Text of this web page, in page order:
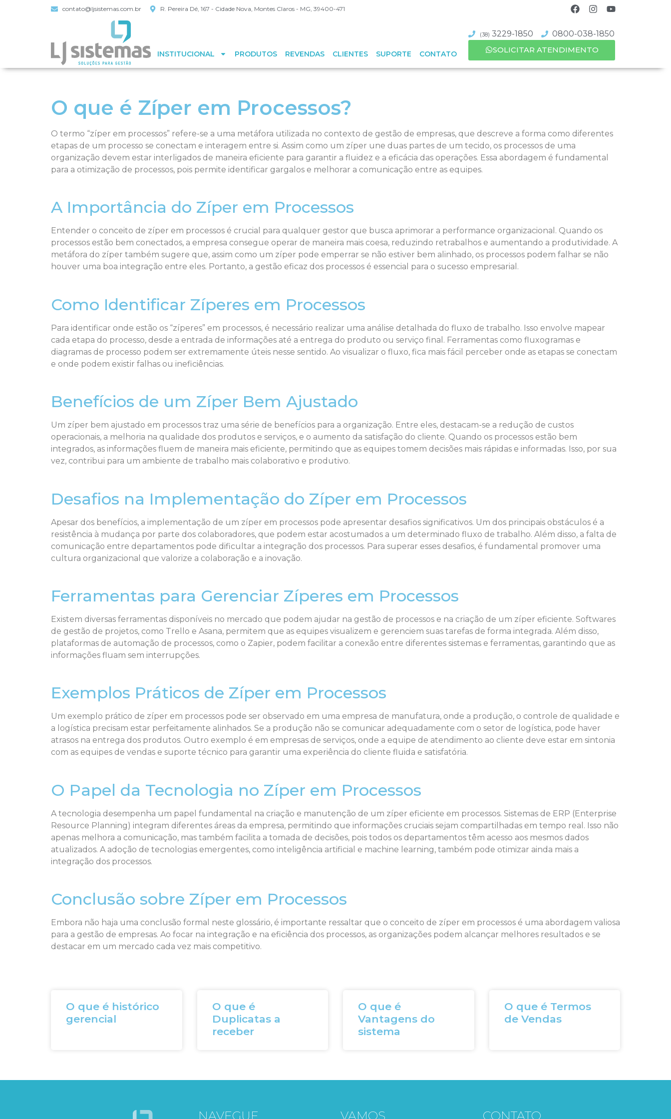
contato@ljsistemas.com.br R. Pereira Dé, 167 - Cidade Nova, Montes Claros - MG, 39400-471
INSTITUCIONAL PRODUTOS REVENDAS CLIENTES SUPORTE CONTATO
(38) 3229-1850
0800-038-1850
SOLICITAR ATENDIMENTO
O que é Zíper em Processos?
O termo “zíper em processos” refere-se a uma metáfora utilizada no contexto de gestão de empresas, que descreve a forma como diferentes
etapas de um processo se conectam e interagem entre si. Assim como um zíper une duas partes de um tecido, os processos de uma
organização devem estar interligados de maneira eficiente para garantir a fluidez e a eficácia das operações. Essa abordagem é fundamental
para a otimização de processos, pois permite identificar gargalos e melhorar a comunicação entre as equipes.
A Importância do Zíper em Processos
Entender o conceito de zíper em processos é crucial para qualquer gestor que busca aprimorar a performance organizacional. Quando os
processos estão bem conectados, a empresa consegue operar de maneira mais coesa, reduzindo retrabalhos e aumentando a produtividade. A
metáfora do zíper também sugere que, assim como um zíper pode emperrar se não estiver bem alinhado, os processos podem falhar se não
houver uma boa integração entre eles. Portanto, a gestão eficaz dos processos é essencial para o sucesso empresarial.
Como Identificar Zíperes em Processos
Para identificar onde estão os “zíperes” em processos, é necessário realizar uma análise detalhada do fluxo de trabalho. Isso envolve mapear
cada etapa do processo, desde a entrada de informações até a entrega do produto ou serviço final. Ferramentas como fluxogramas e
diagramas de processo podem ser extremamente úteis nesse sentido. Ao visualizar o fluxo, fica mais fácil perceber onde as etapas se conectam
e onde podem existir falhas ou ineficiências.
Benefícios de um Zíper Bem Ajustado
Um zíper bem ajustado em processos traz uma série de benefícios para a organização. Entre eles, destacam-se a redução de custos
operacionais, a melhoria na qualidade dos produtos e serviços, e o aumento da satisfação do cliente. Quando os processos estão bem
integrados, as informações fluem de maneira mais eficiente, permitindo que as equipes tomem decisões mais rápidas e informadas. Isso, por sua
vez, contribui para um ambiente de trabalho mais colaborativo e produtivo.
Desafios na Implementação do Zíper em Processos
Apesar dos benefícios, a implementação de um zíper em processos pode apresentar desafios significativos. Um dos principais obstáculos é a
resistência à mudança por parte dos colaboradores, que podem estar acostumados a um determinado fluxo de trabalho. Além disso, a falta de
comunicação entre departamentos pode dificultar a integração dos processos. Para superar esses desafios, é fundamental promover uma
cultura organizacional que valorize a colaboração e a inovação.
Ferramentas para Gerenciar Zíperes em Processos
Existem diversas ferramentas disponíveis no mercado que podem ajudar na gestão de processos e na criação de um zíper eficiente. Softwares
de gestão de projetos, como Trello e Asana, permitem que as equipes visualizem e gerenciem suas tarefas de forma integrada. Além disso,
plataformas de automação de processos, como o Zapier, podem facilitar a conexão entre diferentes sistemas e ferramentas, garantindo que as
informações fluam sem interrupções.
Exemplos Práticos de Zíper em Processos
Um exemplo prático de zíper em processos pode ser observado em uma empresa de manufatura, onde a produção, o controle de qualidade e
a logística precisam estar perfeitamente alinhados. Se a produção não se comunicar adequadamente com o setor de logística, pode haver
atrasos na entrega dos produtos. Outro exemplo é em empresas de serviços, onde a equipe de atendimento ao cliente deve estar em sintonia
com as equipes de vendas e suporte técnico para garantir uma experiência do cliente fluida e satisfatória.
O Papel da Tecnologia no Zíper em Processos
A tecnologia desempenha um papel fundamental na criação e manutenção de um zíper eficiente em processos. Sistemas de ERP (Enterprise
Resource Planning) integram diferentes áreas da empresa, permitindo que informações cruciais sejam compartilhadas em tempo real. Isso não
apenas melhora a comunicação, mas também facilita a tomada de decisões, pois todos os departamentos têm acesso aos mesmos dados
atualizados. A adoção de tecnologias emergentes, como inteligência artificial e machine learning, também pode otimizar ainda mais a
integração dos processos.
Conclusão sobre Zíper em Processos
Embora não haja uma conclusão formal neste glossário, é importante ressaltar que o conceito de zíper em processos é uma abordagem valiosa
para a gestão de empresas. Ao focar na integração e na eficiência dos processos, as organizações podem alcançar melhores resultados e se
destacar em um mercado cada vez mais competitivo.
O que é histórico
gerencial
O que é
Duplicatas a
receber
O que é
Vantagens do
sistema
O que é Termos
de Vendas
NAVEGUE VAMOS CONTATO